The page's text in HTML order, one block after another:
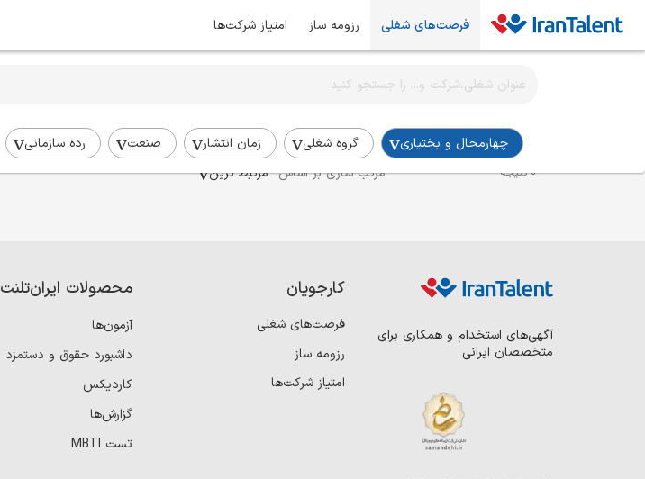
فرصت‌های شغلی رزومه ساز امتیاز شرکت‌ها
چهارمحال و بختیاری گروه شغلی زمان انتشار صنعت رده سازمانی
اطلاع‌رسانی شغلی را برای این جستجو فعال کنید
استخدام کارشناس پایگاه داده در چهارمحال-و-بختیاری
0 نتیجه مرتب سازی بر اساس: مرتبط ترین
آگهی‌های استخدام و همکاری برای
متخصصان ایرانی
کارجویان
فرصت‌های شغلی
رزومه ساز
امتیاز شرکت‌ها
محصولات ایران‌تلنت
آزمون‌ها
داشبورد حقوق و دستمزد
کاردیکس
گزارش‌ها
تست MBTI